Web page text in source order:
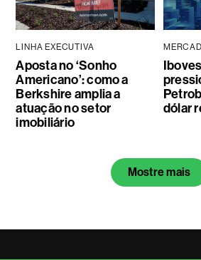
LINHA EXECUTIVA
Aposta no ‘Sonho
Americano’: como a
Berkshire amplia a
atuação no setor
imobiliário
dólar
Mostre mais